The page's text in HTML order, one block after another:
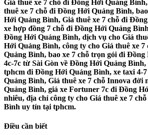
Giá thuê xe 7 chỗ đi Đồng Hới Quảng
thuê xe 7 chỗ đi Đồng Hới Quảng Bình,
Hới Quảng Bình, Giá thuê xe 7 chỗ đi
xe hợp đồng 7 chỗ đi Đồng Hới Quảng
Đồng Hới Quảng Bình, dịch vụ cho Giá
Hới Quảng Bình, công ty cho Giá thuê xe
Quảng Bình, bao xe 7 chỗ trọn gói đi
4c-7c từ Sài Gòn về Đồng Hới Quảng Bình,
tphcm đi Đồng Hới Quảng Bình, xe taxi 4-
Quảng Bình, Giá thuê xe 7 chỗ Innova đời
Quảng Bình, giá xe Fortuner 7c đi Đồng
nhiêu, địa chỉ công ty cho Giá thuê xe 7
Bình uy tín tại tphcm.
Điều cần biết